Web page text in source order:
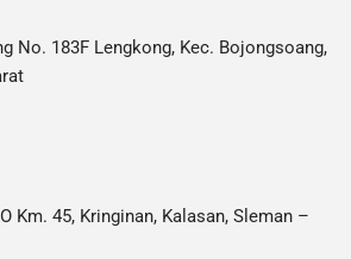
No. 183F Lengkong, Kec. Bojongsoang,
Km. 45, Kringinan, Kalasan, Sleman –